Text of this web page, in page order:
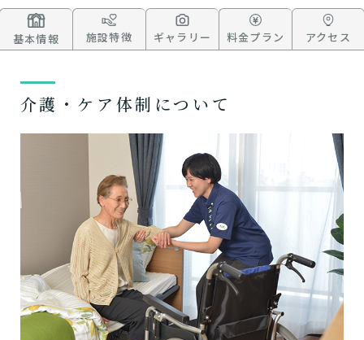
基本情報 施設特徴 ギャラリー 料金プラン アクセス
介護・ケア体制について